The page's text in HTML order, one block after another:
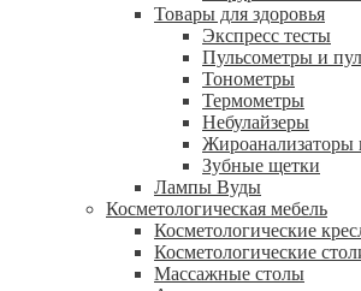
Товары для здоровья
Экспресс тесты
Пульсометры и
Тонометры
Термометры
Небулайзеры
Жироанализаторы
Зубные щетки
Лампы Вуды
Косметологическая мебель
Косметологические
Косметологические
Массажные столы